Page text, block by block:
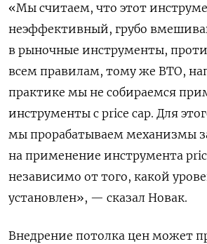
«Мы считаем, что этот
неэффективный, грубо
в рыночные инструменты,
всем правилам, тому же ВТО,
практике мы не собираемся
инструменты с price cap. Для
мы прорабатываем механизмы
на применение инструмента
независимо от того, какой
установлен», — сказал Новак.
Внедрение потолка цен может